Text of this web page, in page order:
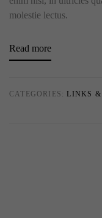
molestie lectus.
Read more
CATEGORIES:LINKS &